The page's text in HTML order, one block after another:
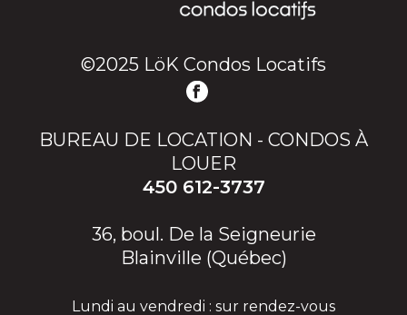
©2025 LöK Condos Locatifs
BUREAU DE LOCATION - CONDOS À
LOUER
450 612-3737
36, boul. De la Seigneurie
Blainville (Québec)
Lundi au vendredi : sur rendez-vous